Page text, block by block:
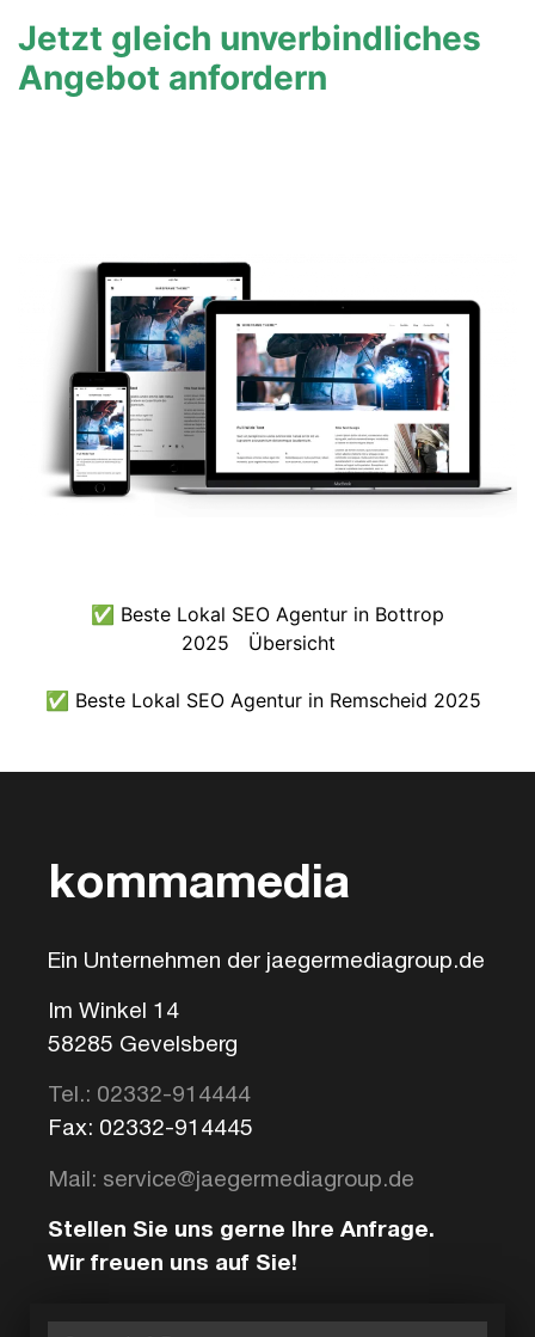
Jetzt gleich unverbindliches
Angebot anfordern
✅ Beste Lokal SEO Agentur in Bottrop
2025
Übersicht
✅ Beste Lokal SEO Agentur in Remscheid 2025
kommamedia
Ein Unternehmen der jaegermediagroup.de
Im Winkel 14
58285 Gevelsberg
Tel.: 02332-914444
Fax: 02332-914445
Mail: service@jaegermediagroup.de
Stellen Sie uns gerne Ihre Anfrage.
Wir freuen uns auf Sie!